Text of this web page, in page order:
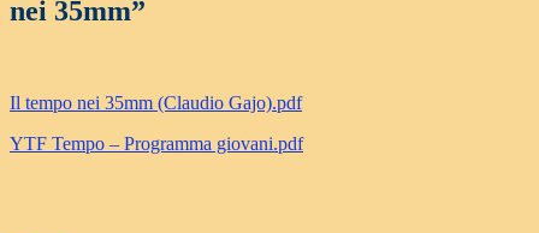
nei 35mm”
Il tempo nei 35mm (Claudio Gajo).pdf
YTF Tempo – Programma giovani.pdf